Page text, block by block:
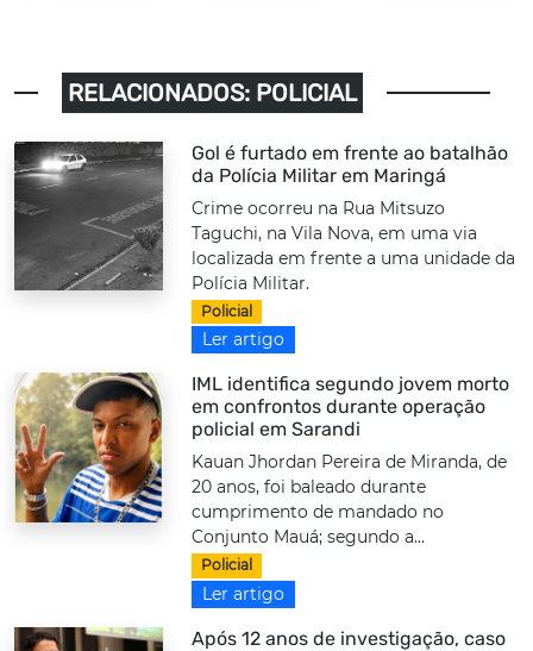
RELACIONADOS: POLICIAL
Gol é furtado em frente ao batalhão
da Polícia Militar em Maringá
Crime ocorreu na Rua Mitsuzo
Taguchi, na Vila Nova, em uma via
localizada em frente a uma unidade da
Polícia Militar.
Policial
Ler artigo
IML identifica segundo jovem morto
em confrontos durante operação
policial em Sarandi
Kauan Jhordan Pereira de Miranda, de
20 anos, foi baleado durante
cumprimento de mandado no
Conjunto Mauá; segundo a...
Policial
Ler artigo
Após 12 anos de investigação, caso